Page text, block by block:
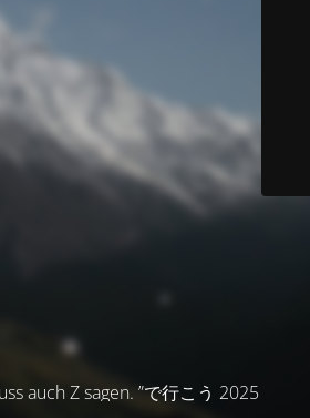
auch Z sagen. ”で行こう 2025